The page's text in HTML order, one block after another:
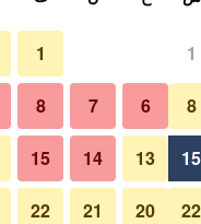
شرفة
1
8
15
22
1
6
7
8
13
14
15
20
21
22